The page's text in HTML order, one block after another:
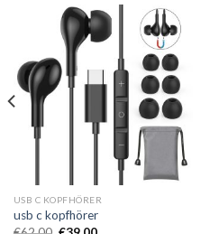
USB C KOPFHÖRER
usb c kopfhörer